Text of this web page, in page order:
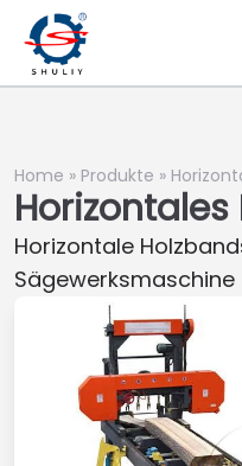
Home » Produkte »
Horizontale
Sägewerksmaschine